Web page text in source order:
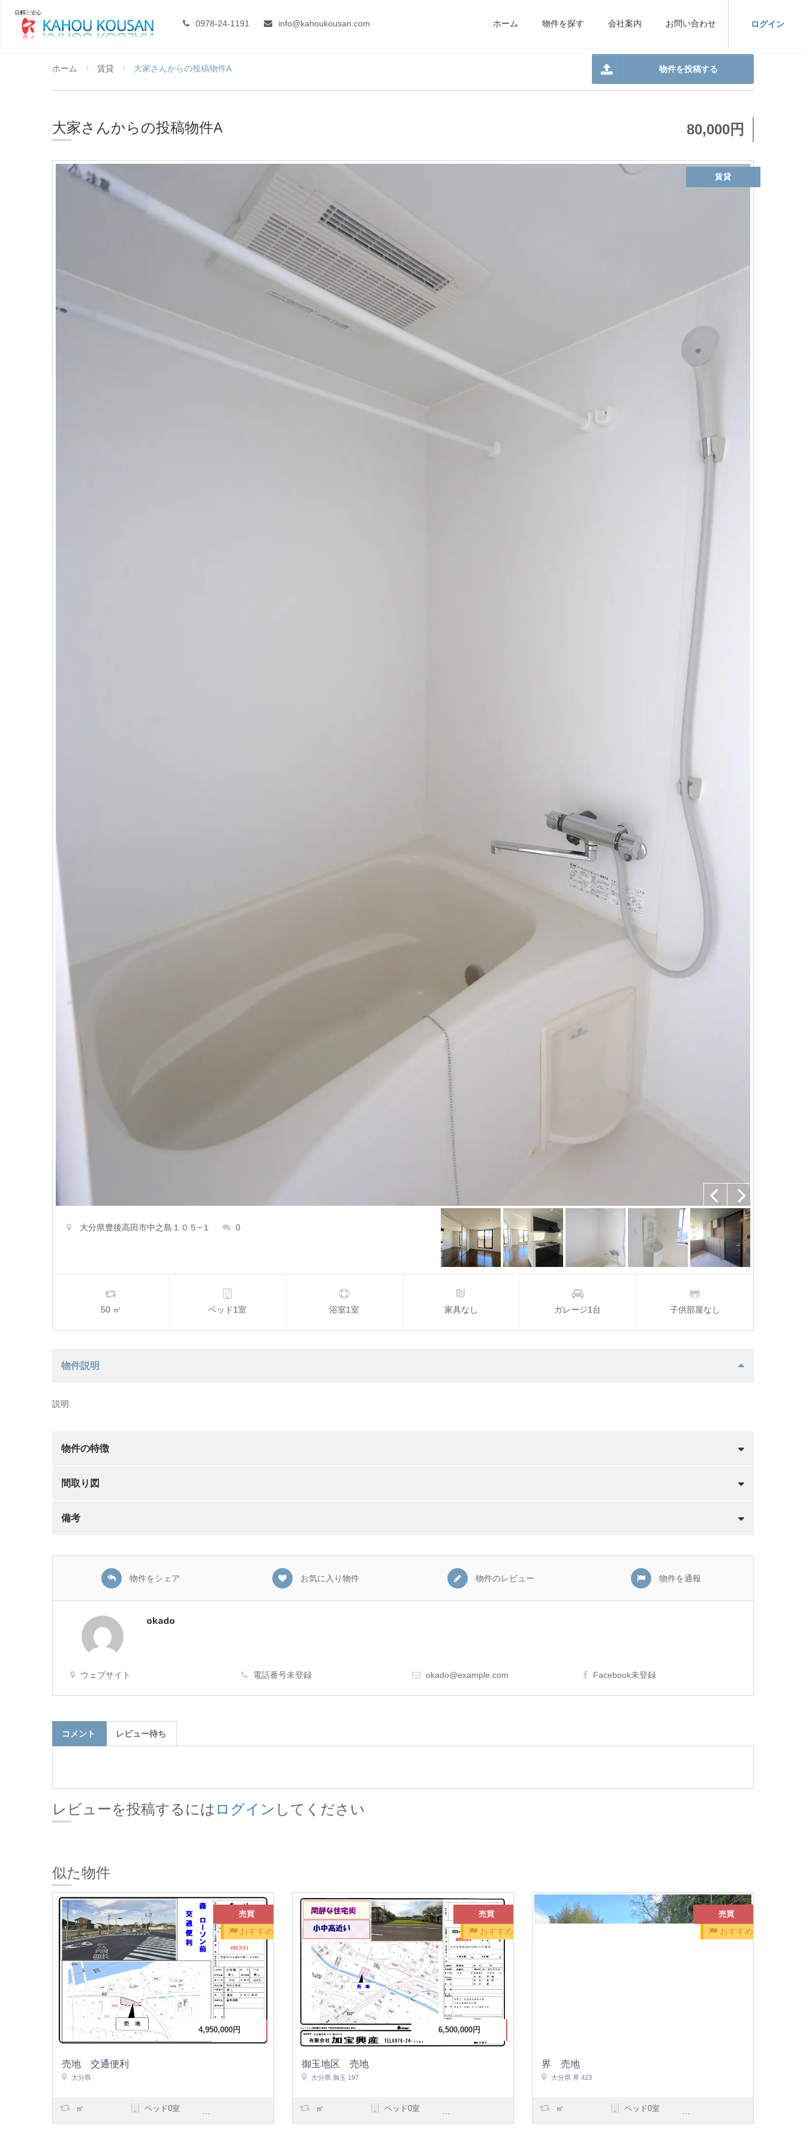
0978-24-1191 info@kahoukousan.com ログイン
ホーム 物件を探す 会社案内 お問い合わせ
ホーム 賃貸 大家さんからの投稿物件A 物件を投稿する
大家さんからの投稿物件A 80,000円
賃貸
PreviousNext
大分県豊後高田市中之島１０５−１
0
50 ㎡ ベッド1室 浴室1室 家具なし ガレージ1台 子供部屋なし
物件説明
説明
物件の特徴
間取り図
備考
物件をシェア お気に入り物件 物件のレビュー 物件を通報
okado
ウェブサイト 電話番号未登録 okado@example.com Facebook未登録
コメント レビュー待ち
レビューを投稿するには ログイン してください
似た物件
おすすめ
売買
4,950,000円
売地 交通便利
大分県
㎡ ベッド0室
おすすめ
売買
6,500,000円
御玉地区 売地
大分県 御玉 197
㎡ ベッド0室
おすすめ
売買
界 売地
大分県 界 423
㎡ ベッド0室